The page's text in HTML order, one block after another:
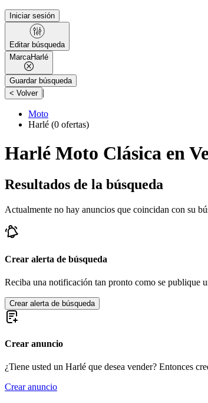
Iniciar sesión
Editar búsqueda
MarcaHarlé
Guardar búsqueda
< Volver |
Moto
Harlé (0 ofertas)
Harlé Moto Clásica en
Resultados de la búsqueda
Actualmente no hay anuncios que coincidan con su
Crear alerta de búsqueda
Reciba una notificación tan pronto como se publique
Crear alerta de búsqueda
Crear anuncio
¿Tiene usted un Harlé que desea vender? Entonces
Crear anuncio